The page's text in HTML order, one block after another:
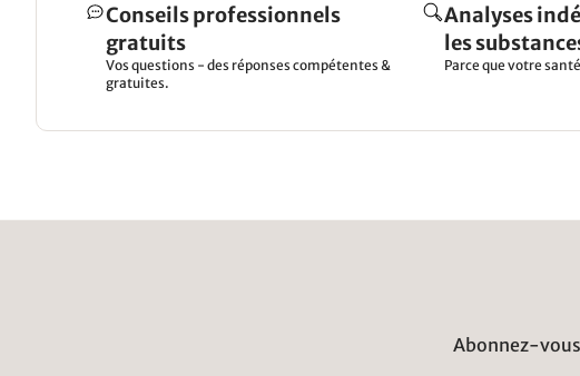
Conseils professionnels
gratuits
Vos questions - des réponses compétentes &
gratuites.
Analyses
les
Parce que votre
Abonnez-